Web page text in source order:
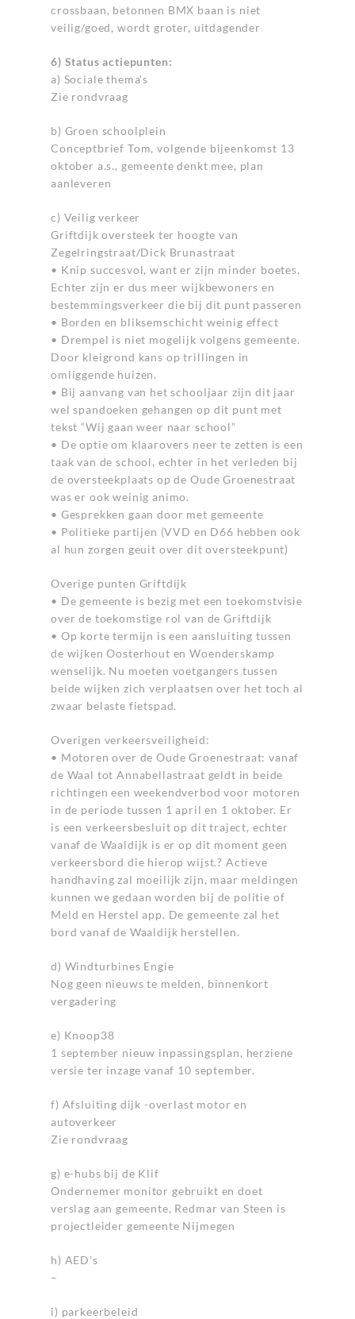
crossbaan, betonnen BMX baan is niet
veilig/goed, wordt groter, uitdagender
6) Status actiepunten:
a) Sociale thema’s
Zie rondvraag
b) Groen schoolplein
Conceptbrief Tom, volgende bijeenkomst 13
oktober a.s., gemeente denkt mee, plan
aanleveren
c) Veilig verkeer
Griftdijk oversteek ter hoogte van
Zegelringstraat/Dick Brunastraat
• Knip succesvol, want er zijn minder boetes.
Echter zijn er dus meer wijkbewoners en
bestemmingsverkeer die bij dit punt passeren
• Borden en bliksemschicht weinig effect
• Drempel is niet mogelijk volgens gemeente.
Door kleigrond kans op trillingen in
omliggende huizen.
• Bij aanvang van het schooljaar zijn dit jaar
wel spandoeken gehangen op dit punt met
tekst “Wij gaan weer naar school”
• De optie om klaarovers neer te zetten is een
taak van de school, echter in het verleden bij
de oversteekplaats op de Oude Groenestraat
was er ook weinig animo.
• Gesprekken gaan door met gemeente
• Politieke partijen (VVD en D66 hebben ook
al hun zorgen geuit over dit oversteekpunt)
Overige punten Griftdijk
• De gemeente is bezig met een toekomstvisie
over de toekomstige rol van de Griftdijk
• Op korte termijn is een aansluiting tussen
de wijken Oosterhout en Woenderskamp
wenselijk. Nu moeten voetgangers tussen
beide wijken zich verplaatsen over het toch al
zwaar belaste fietspad.
Overigen verkeersveiligheid:
• Motoren over de Oude Groenestraat: vanaf
de Waal tot Annabellastraat geldt in beide
richtingen een weekendverbod voor motoren
in de periode tussen 1 april en 1 oktober. Er
is een verkeersbesluit op dit traject, echter
vanaf de Waaldijk is er op dit moment geen
verkeersbord die hierop wijst.? Actieve
handhaving zal moeilijk zijn, maar meldingen
kunnen we gedaan worden bij de politie of
Meld en Herstel app. De gemeente zal het
bord vanaf de Waaldijk herstellen.
d) Windturbines Engie
Nog geen nieuws te melden, binnenkort
vergadering
e) Knoop38
1 september nieuw inpassingsplan, herziene
versie ter inzage vanaf 10 september.
f) Afsluiting dijk -overlast motor en
autoverkeer
Zie rondvraag
g) e-hubs bij de Klif
Ondernemer monitor gebruikt en doet
verslag aan gemeente, Redmar van Steen is
projectleider gemeente Nijmegen
h) AED’s
–
i) parkeerbeleid